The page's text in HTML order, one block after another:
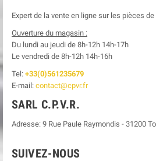
Expert de la vente en ligne sur les pièces
Ouverture du magasin :
Du lundi au jeudi de 8h-12h 14h-17h
Le vendredi de 8h-12h 14h-16h
Tel: +33(0)561235679
E-mail: contact@cpvr.fr
SARL C.P.V.R.
Adresse: 9 Rue Paule Raymondis - 31200
SUIVEZ-NOUS